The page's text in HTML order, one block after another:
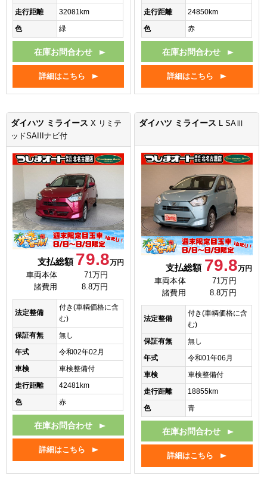
走行距離
32081km
色
緑
在庫お問合わせ
詳細はこちら
走行距離
24850km
色
赤
在庫お問合わせ
詳細はこちら
ダイハツ ミライース X リミテ
ッドSAIIIナビ付
支払総額 79.8万円
車両本体
71万円
諸費用
8.8万円
法定整備
付き(車輌価格に含
む)
保証有無
無し
年式
令和02年02月
車検
車検整備付
走行距離
42481km
色
赤
在庫お問合わせ
詳細はこちら
ダイハツ ミライース L SAⅢ
支払総額 79.8万円
車両本体
71万円
諸費用
8.8万円
法定整備
付き(車輌価格に含
む)
保証有無
無し
年式
令和01年06月
車検
車検整備付
走行距離
18855km
色
青
在庫お問合わせ
詳細はこちら